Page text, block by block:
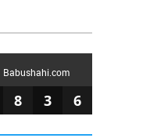
Babushahi.com
8 3 6